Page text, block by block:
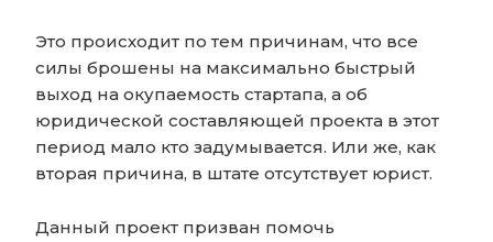
Это происходит по тем причинам, что все
силы брошены на максимально быстрый
выход на окупаемость стартапа, а об
юридической составляющей проекта в этот
период мало кто задумывается. Или же, как
вторая причина, в штате отсутствует юрист.
Данный проект призван помочь